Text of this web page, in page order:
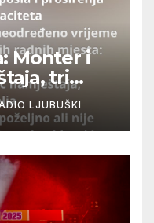
Monter i
tri
LJUBUŠKI